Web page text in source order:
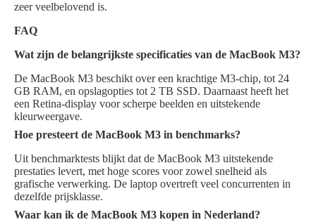
zeer veelbelovend is.
FAQ
Wat zijn de belangrijkste specificaties van de MacBook M3?
De MacBook M3 beschikt over een krachtige M3-chip, tot 24
GB RAM, en opslagopties tot 2 TB SSD. Daarnaast heeft het
een Retina-display voor scherpe beelden en uitstekende
kleurweergave.
Hoe presteert de MacBook M3 in benchmarks?
Uit benchmarktests blijkt dat de MacBook M3 uitstekende
prestaties levert, met hoge scores voor zowel snelheid als
grafische verwerking. De laptop overtreft veel concurrenten in
dezelfde prijsklasse.
Waar kan ik de MacBook M3 kopen in Nederland?